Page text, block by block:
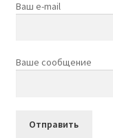
Ваш e-mail
Ваше сообщение